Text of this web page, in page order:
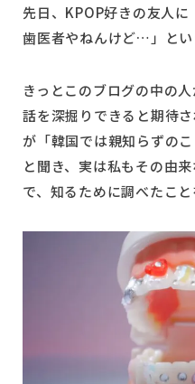
先日、KPOP好きの友人
歯医者やねんけど…」とい
きっとこのブログの中の
話を深掘りできると期待
が「韓国では親知らずのこ
と聞き、実は私もその由
で、知るために調べたこ